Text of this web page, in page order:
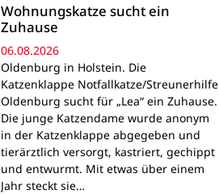
Wohnungskatze sucht ein
Zuhause
06.08.2026
Oldenburg in Holstein. Die
Katzenklappe Notfallkatze/Streunerhilfe
Oldenburg sucht für „Lea“ ein Zuhause.
Die junge Katzendame wurde anonym
in der Katzenklappe abgegeben und
tierärztlich versorgt, kastriert, gechippt
und entwurmt. Mit etwas über einem
Jahr steckt sie…